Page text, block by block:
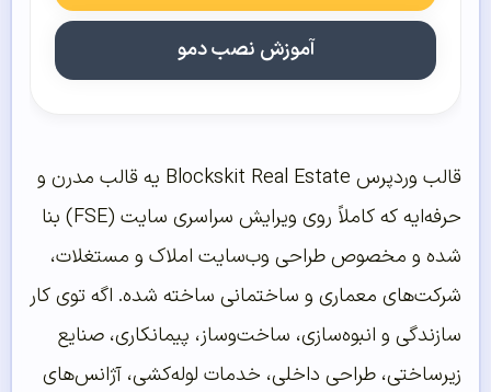
آموزش نصب دمو
قالب وردپرس Blockskit Real Estate یه قالب مدرن و
حرفه‌ایه که کاملاً روی ویرایش سراسری سایت (FSE) بنا
شده و مخصوص طراحی وب‌سایت املاک و مستغلات،
شرکت‌های معماری و ساختمانی ساخته شده. اگه توی کار
سازندگی و انبوه‌سازی، ساخت‌وساز، پیمانکاری، صنایع
زیرساختی، طراحی داخلی، خدمات لوله‌کشی، آژانس‌های